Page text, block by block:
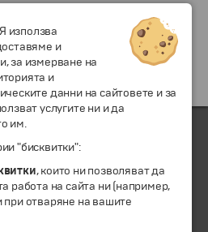
използва
и
за измерване на
и
данни на сайтовете и за
услугите ни и да
им.
"бисквитки":
, които ни позволяват да
работа на сайта ни (например,
отваряне на вашите